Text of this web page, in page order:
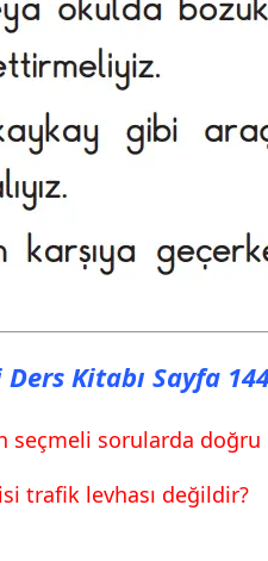
Kitabı Sayfa
seçmeli sorularda
trafik levhası değildir?